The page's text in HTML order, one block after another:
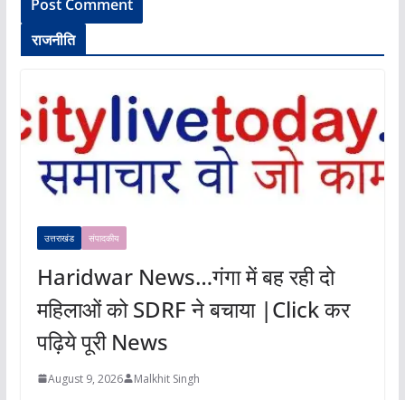
राजनीति
उत्तराखंड संपादकीय
Haridwar News…गंगा में बह रही दो
महिलाओं को SDRF ने बचाया |Click कर
पढ़िये पूरी News
August 9, 2026 Malkhit Singh